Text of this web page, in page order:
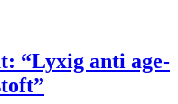
“Lyxig anti age-